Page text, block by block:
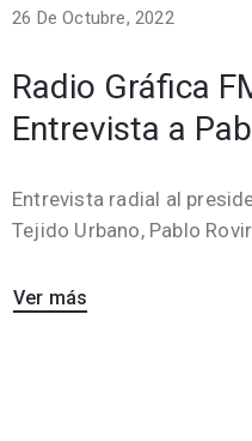
26 De Octubre, 2022
Radio Gráfica
Entrevista a
Entrevista radial al
Tejido Urbano, Pablo
Ver más